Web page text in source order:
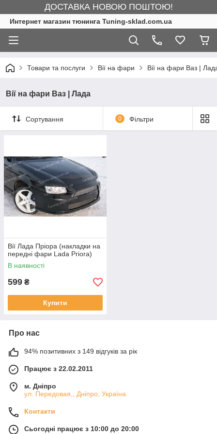
ДОСТАВКА НОВОЮ ПОШТОЮ!
Интернет магазин тюнинга Tuning-sklad.com.ua
Товари та послуги Вії на фари Вії на фари Ваз |
Вії на фари Ваз | Лада
Сортування 0 Фільтри
Вії Лада Пріора (накладки на
передні фари Lada Priora)
В наявності
599 ₴
Купити
Про нас
94% позитивних з 149 відгуків за рік
Працює з 22.02.2011
м. Дніпро
ул. Передовая,, Дніпро, Україна
Контакти
Сьогодні працює з 10:00 до 20:00